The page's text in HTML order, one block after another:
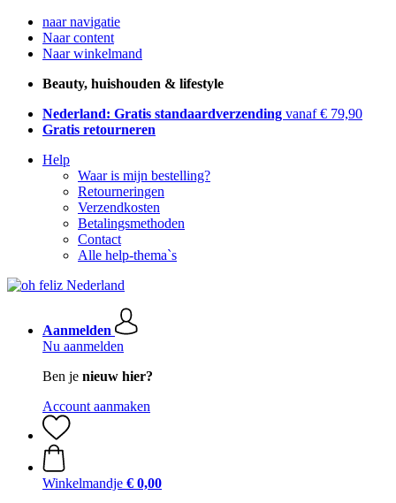
naar navigatie
Naar content
Naar winkelmand
Beauty, huishouden & lifestyle
Nederland: Gratis standaardverzending vanaf € 79,90
Gratis retourneren
Help
Waar is mijn bestelling?
Retourneringen
Verzendkosten
Betalingsmethoden
Contact
Alle help-thema`s
Aanmelden
Nu aanmelden
Ben je nieuw hier?
Account aanmaken
Winkelmandje € 0,00